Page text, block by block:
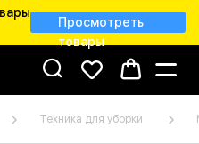
Просмотреть
товары
Техника для уборки